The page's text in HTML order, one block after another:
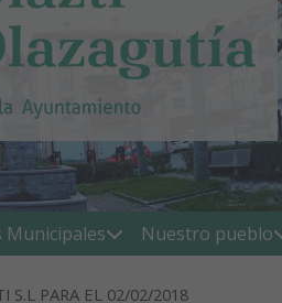
Municipales Nuestro pueblo
S.L PARA EL 02/02/2018